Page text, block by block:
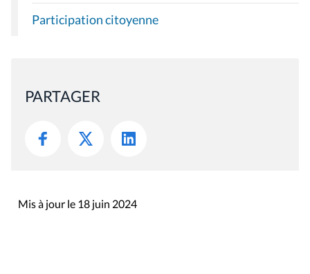
Participation citoyenne
PARTAGER
Mis à jour le 18 juin 2024